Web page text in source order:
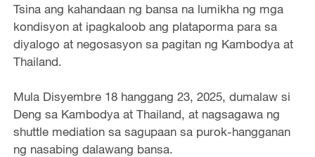
Tsina ang kahandaan ng bansa na lumikha ng mga
kondisyon at ipagkaloob ang plataporma para sa
diyalogo at negosasyon sa pagitan ng Kambodya at
Thailand.
Mula Disyembre 18 hanggang 23, 2025, dumalaw si
Deng sa Kambodya at Thailand, at nagsagawa ng
shuttle mediation sa sagupaan sa purok-hangganan
ng nasabing dalawang bansa.